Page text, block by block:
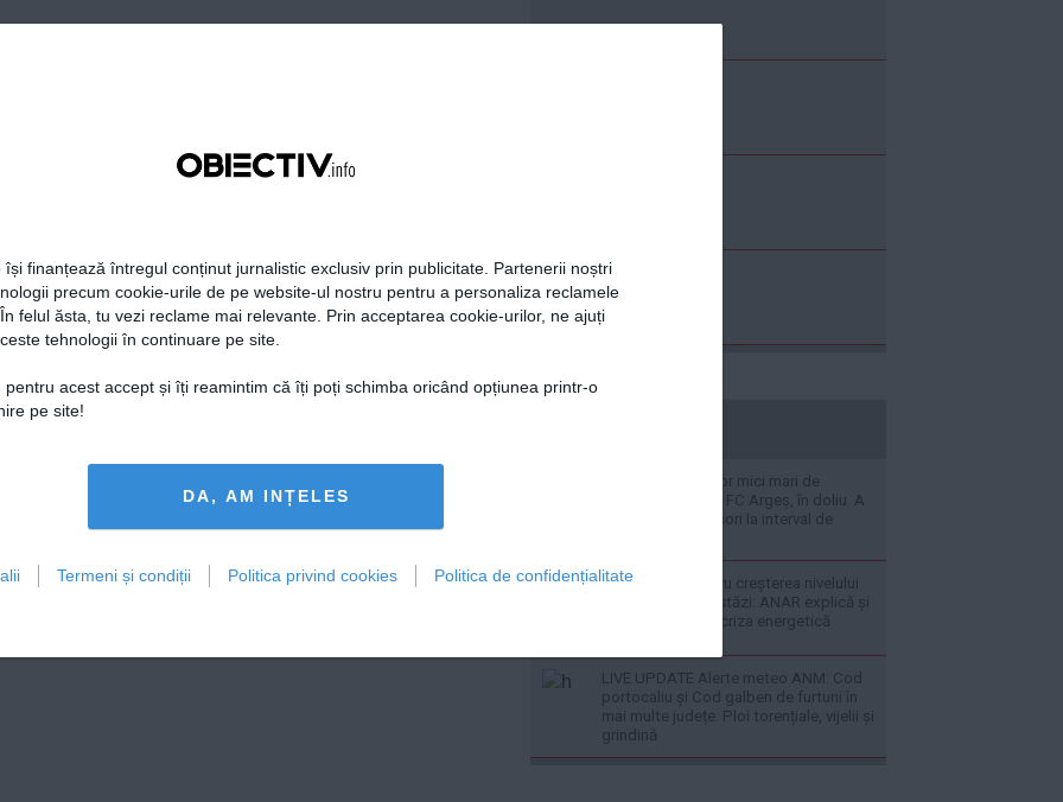
își finanțează întregul conținut jurnalistic exclusiv prin publicitate. Partenerii noștri
precum cookie-urile de pe website-ul nostru pentru a personaliza reclamele
felul ăsta, tu vezi reclame mai relevante. Prin acceptarea cookie-urilor, ne ajuți
tehnologii în continuare pe site.
pentru acest accept și îți reamintim că îți poți schimba oricând opțiunea printr-o
pe site!
DA, AM INȚELES
Termeni și condiții Politica privind cookies Politica de confidențialitate
Creatorul celebrilor mici mari de
Dedulești a murit. FC Argeș, în doliu. A
pierdut doi sponsori la interval de
Operațiunile pentru creșterea nivelului
Dunării se reiau astăzi: ANAR explică și
primele efecte în criza energetică
LIVE UPDATE Alerte meteo ANM: Cod
portocaliu și Cod galben de furtuni în
mai multe județe. Ploi torențiale, vijelii și
grindină